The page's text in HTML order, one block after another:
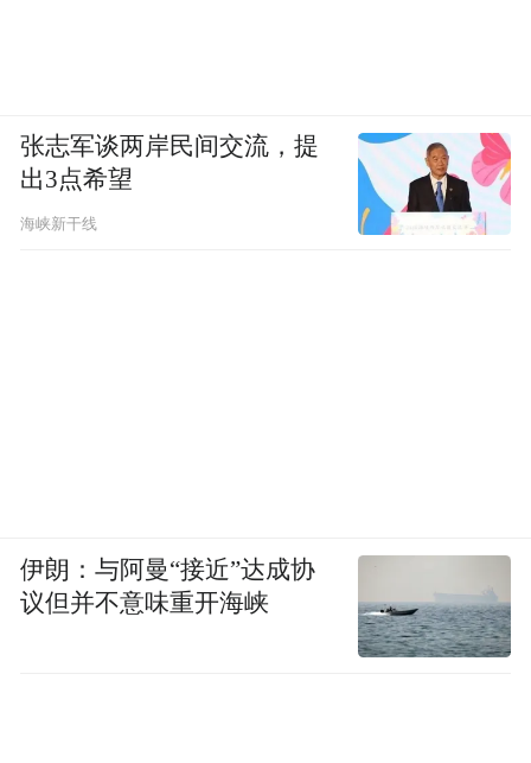
张志军谈两岸民间交流，提
出3点希望
海峡新干线
伊朗：与阿曼“接近”达成协
议但并不意味重开海峡